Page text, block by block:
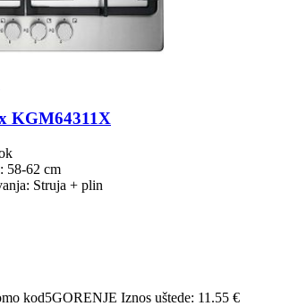
KGM64311X
58-62 cm
Struja + plin
kod5GORENJE Iznos uštede: 11.55 €